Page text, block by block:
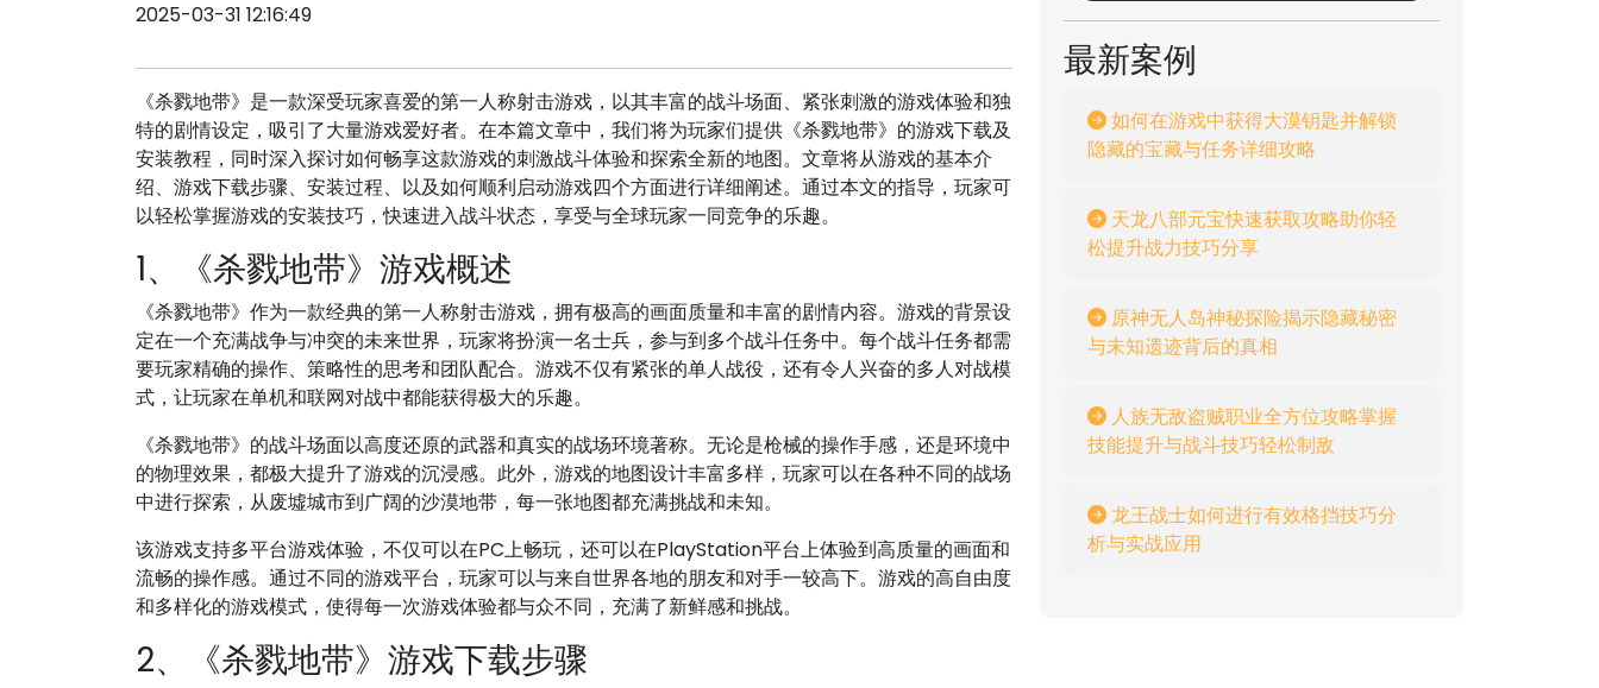
2025-03-31 12:16:49
《杀戮地带》是一款深受玩家喜爱的第一人称射击游戏，以其丰富的战斗场面、紧张刺激的游戏体验和独
特的剧情设定，吸引了大量游戏爱好者。在本篇文章中，我们将为玩家们提供《杀戮地带》的游戏下载及
安装教程，同时深入探讨如何畅享这款游戏的刺激战斗体验和探索全新的地图。文章将从游戏的基本介
绍、游戏下载步骤、安装过程、以及如何顺利启动游戏四个方面进行详细阐述。通过本文的指导，玩家可
以轻松掌握游戏的安装技巧，快速进入战斗状态，享受与全球玩家一同竞争的乐趣。
1、《杀戮地带》游戏概述
《杀戮地带》作为一款经典的第一人称射击游戏，拥有极高的画面质量和丰富的剧情内容。游戏的背景设
定在一个充满战争与冲突的未来世界，玩家将扮演一名士兵，参与到多个战斗任务中。每个战斗任务都需
要玩家精确的操作、策略性的思考和团队配合。游戏不仅有紧张的单人战役，还有令人兴奋的多人对战模
式，让玩家在单机和联网对战中都能获得极大的乐趣。
《杀戮地带》的战斗场面以高度还原的武器和真实的战场环境著称。无论是枪械的操作手感，还是环境中
的物理效果，都极大提升了游戏的沉浸感。此外，游戏的地图设计丰富多样，玩家可以在各种不同的战场
中进行探索，从废墟城市到广阔的沙漠地带，每一张地图都充满挑战和未知。
该游戏支持多平台游戏体验，不仅可以在PC上畅玩，还可以在PlayStation平台上体验到高质量的画面和
流畅的操作感。通过不同的游戏平台，玩家可以与来自世界各地的朋友和对手一较高下。游戏的高自由度
和多样化的游戏模式，使得每一次游戏体验都与众不同，充满了新鲜感和挑战。
2、《杀戮地带》游戏下载步骤
最新案例
如何在游戏中获得大漠钥匙并解锁
隐藏的宝藏与任务详细攻略
天龙八部元宝快速获取攻略助你轻
松提升战力技巧分享
原神无人岛神秘探险揭示隐藏秘密
与未知遗迹背后的真相
人族无敌盗贼职业全方位攻略掌握
技能提升与战斗技巧轻松制敌
龙王战士如何进行有效格挡技巧分
析与实战应用